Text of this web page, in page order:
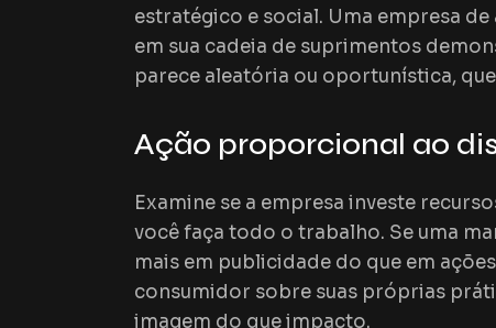
estratégico e social. Uma empresa
em sua cadeia de suprimentos
parece aleatória ou oportunística,
Ação proporcional ao
Examine se a empresa investe
você faça todo o trabalho. Se uma
mais em publicidade do que em
consumidor sobre suas próprias
imagem do que impacto.